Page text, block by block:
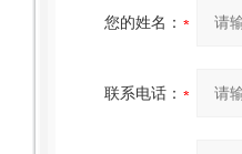
您的姓名：
联系电话：